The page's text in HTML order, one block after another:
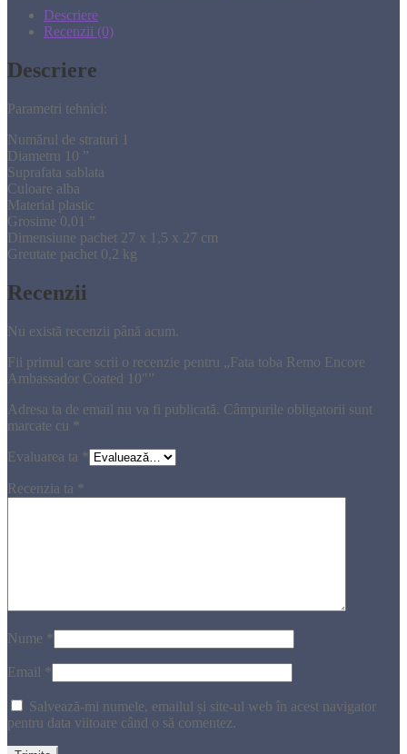
Descriere
Recenzii (0)
Descriere
Parametri tehnici:
Numărul de straturi 1
Diametru 10 ”
Suprafata sablata
Culoare alba
Material plastic
Grosime 0,01 ”
Dimensiune pachet 27 x 1,5 x 27 cm
Greutate pachet 0,2 kg
Recenzii
Nu există recenzii până acum.
Fii primul care scrii o recenzie pentru „Fata toba Remo Encore
Ambassador Coated 10″”
Adresa ta de email nu va fi publicată. Câmpurile obligatorii sunt
marcate cu *
Evaluarea ta *
Recenzia ta *
Nume *
Email *
Salvează-mi numele, emailul și site-ul web în acest navigator
pentru data viitoare când o să comentez.